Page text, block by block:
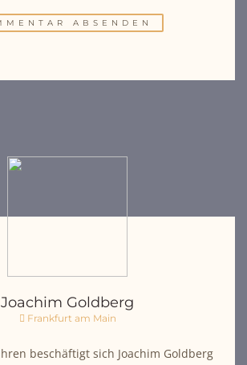
Joachim Goldberg
Frankfurt am Main
beschäftigt sich Joachim Goldberg